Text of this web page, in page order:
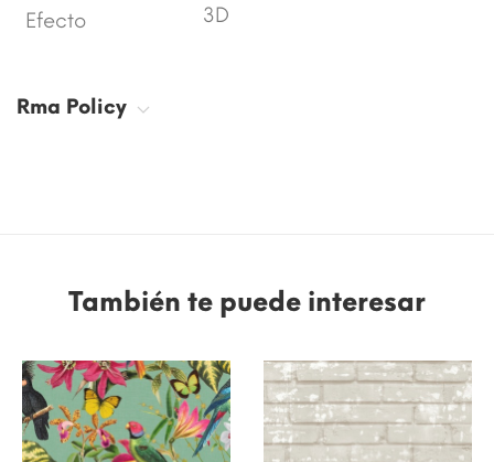
Efecto 3D
Rma Policy
También te puede interesar